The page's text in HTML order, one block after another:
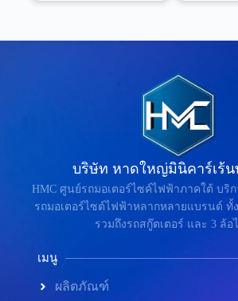
บริษัท หาดใหญ่มินิคาร์เร้
HMC ศูนย์รถมอเตอร์ไซค์ไฟฟ้าภาคใต้ บริ
รถมอเตอร์ไซต์ไฟฟ้าหลากหลายแบรนด์ ทั้
รวมถึงรถสกู๊ตเตอร์ และ 3 ล้อ
เมนู
ผลิตภัณฑ์